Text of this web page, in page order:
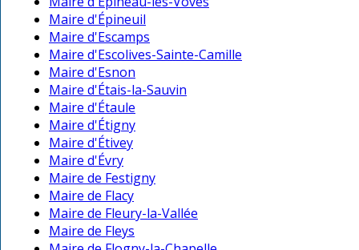
Maire d'Épineuil
Maire d'Escamps
Maire d'Escolives-Sainte-Camille
Maire d'Esnon
Maire d'Étais-la-Sauvin
Maire d'Étaule
Maire d'Étigny
Maire d'Étivey
Maire d'Évry
Maire de Festigny
Maire de Flacy
Maire de Fleury-la-Vallée
Maire de Fleys